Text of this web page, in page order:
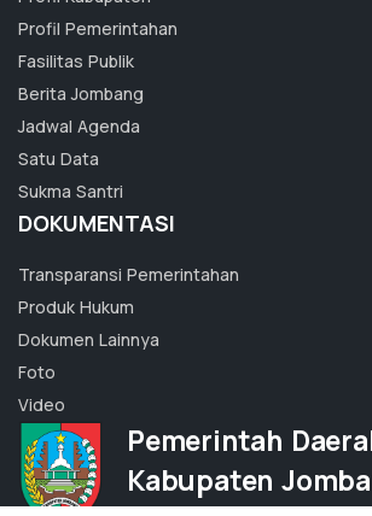
Profil Pemerintahan
Fasilitas Publik
Berita Jombang
Jadwal Agenda
Satu Data
Sukma Santri
DOKUMENTASI
Transparansi Pemerintahan
Produk Hukum
Dokumen Lainnya
Foto
Video
Pemerintah
Kabupaten